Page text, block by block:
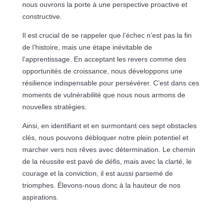
nous ouvrons la porte à une perspective proactive et
constructive.
Il est crucial de se rappeler que l’échec n’est pas la fin
de l’histoire, mais une étape inévitable de
l’apprentissage. En acceptant les revers comme des
opportunités de croissance, nous développons une
résilience indispensable pour persévérer. C’est dans ces
moments de vulnérabilité que nous nous armons de
nouvelles stratégies.
Ainsi, en identifiant et en surmontant ces sept obstacles
clés, nous pouvons débloquer notre plein potentiel et
marcher vers nos rêves avec détermination. Le chemin
de la réussite est pavé de défis, mais avec la clarté, le
courage et la conviction, il est aussi parsemé de
triomphes. Élevons-nous donc à la hauteur de nos
aspirations.